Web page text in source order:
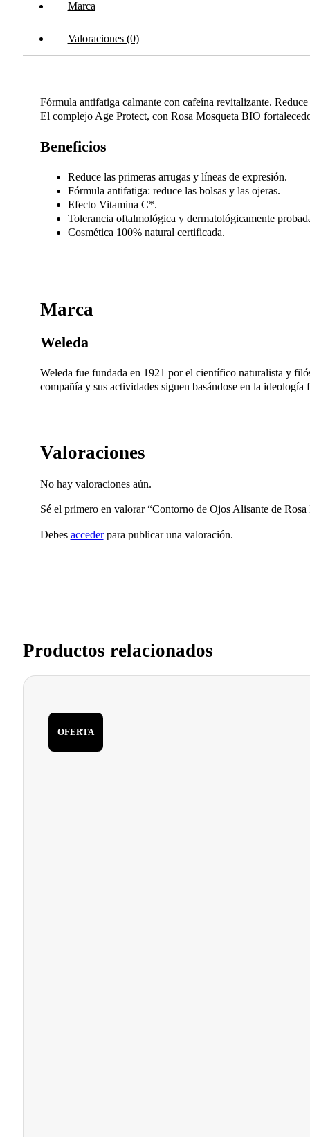
Marca
Valoraciones (0)
Fórmula antifatiga calmante con cafeína revitalizante.
El complejo Age Protect, con Rosa Mosqueta BIO
Beneficios
Reduce las primeras arrugas y líneas de expresión.
Fórmula antifatiga: reduce las bolsas y las ojeras.
Efecto Vitamina C*.
Tolerancia oftalmológica y dermatológicamente
Cosmética 100% natural certificada.
Marca
Weleda
Weleda fue fundada en 1921 por el científico naturalista y
compañía y sus actividades siguen basándose en la
Valoraciones
No hay valoraciones aún.
Sé el primero en valorar “Contorno de Ojos Alisante de
Debes accederpara publicar una valoración.
Productos relacionados
OFERTA